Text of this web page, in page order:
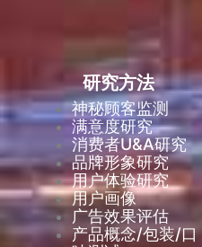
研究方法
神秘顾客监测
满意度研究
消费者U&A研究
品牌形象研究
用户体验研究
用户画像
广告效果评估
产品概念/包装/口